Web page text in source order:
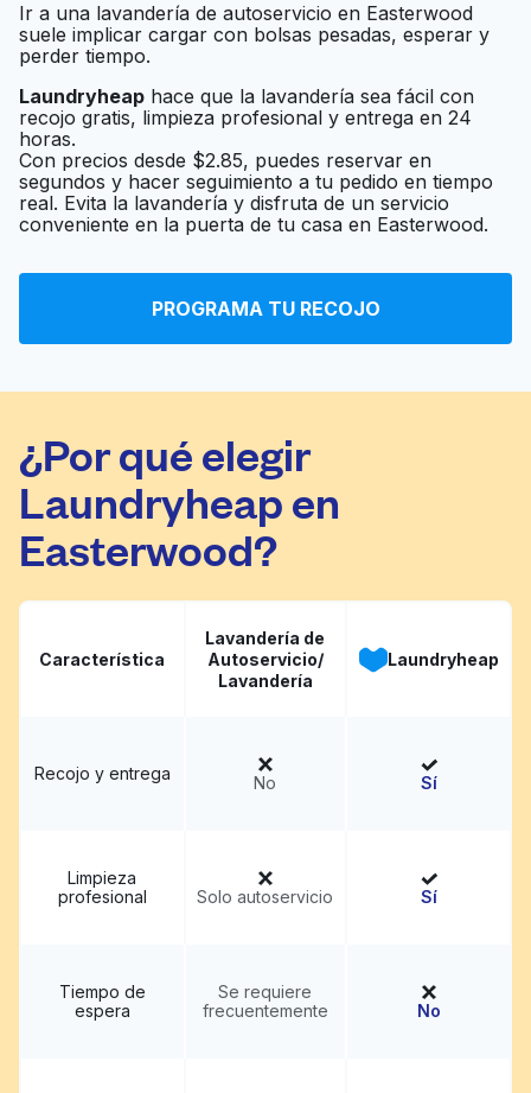
Ir a una lavandería de autoservicio en Easterwood
suele implicar cargar con bolsas pesadas, esperar y
perder tiempo.
Laundryheap hace que la lavandería sea fácil con
recojo gratis, limpieza profesional y entrega en 24
horas.
Con precios desde $2.85, puedes reservar en
segundos y hacer seguimiento a tu pedido en tiempo
real. Evita la lavandería y disfruta de un servicio
conveniente en la puerta de tu casa en Easterwood.
PROGRAMA TU RECOJO
¿Por qué elegir
Laundryheap en
Easterwood?
Característica
Lavandería de
Autoservicio/
Lavandería
Laundryheap
Recojo y entrega No Sí
Limpieza
profesional
Solo autoservicio Sí
Tiempo de
espera
Se requiere
frecuentemente
No